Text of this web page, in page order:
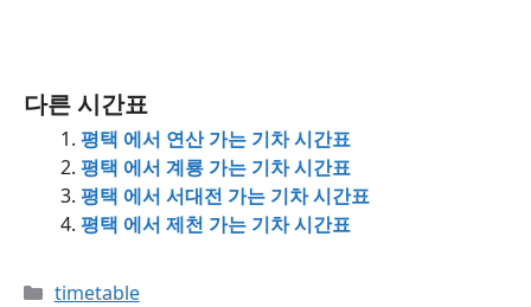
다른 시간표
평택 에서 연산 가는 기차 시간표
평택 에서 계룡 가는 기차 시간표
평택 에서 서대전 가는 기차 시간표
평택 에서 제천 가는 기차 시간표
Categories
timetable